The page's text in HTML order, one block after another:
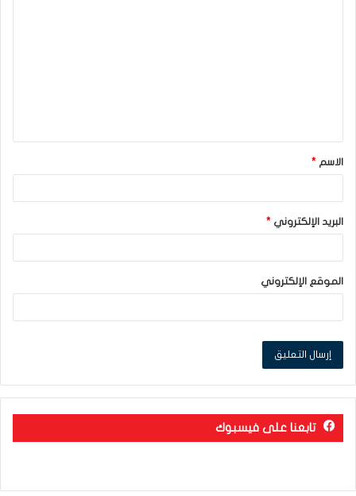
ق
*الاسم *
البريد الإلكتروني *
الموقع الإلكتروني
تابعنا على فيسبوك